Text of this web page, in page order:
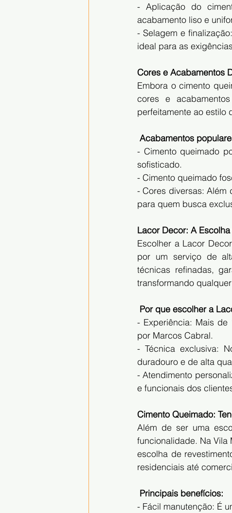
- Aplicação do
acabamento liso e
- Selagem e
ideal para as
Cores e Acabamentos
Embora o cimento
cores e
perfeitamente ao estilo
Acabamentos
- Cimento queimado
sofisticado.
- Cimento queimado
- Cores diversas: Além
para quem busca
Lacor Decor: A
Escolher a Lacor
por um serviço de
técnicas refinadas,
transformando
Por que escolher a
- Experiência: Mais
por Marcos Cabral.
- Técnica exclusiva:
duradouro e de alta
- Atendimento
e funcionais dos
Cimento Queimado:
Além de ser uma
funcionalidade. Na
escolha de
residenciais até
Principais benefícios:
- Fácil manutenção: É